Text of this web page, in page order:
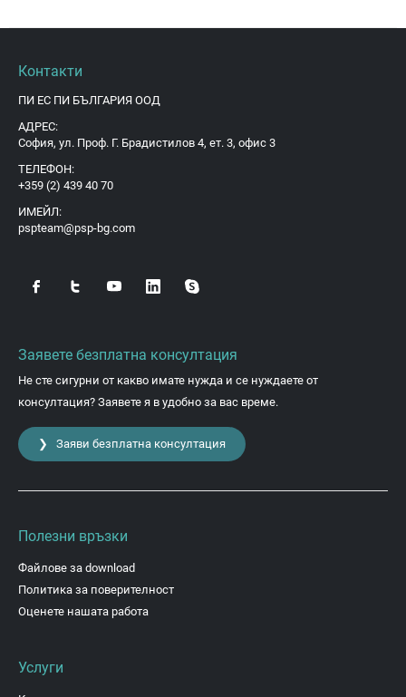
Контакти
ПИ ЕС ПИ БЪЛГАРИЯ ООД
АДРЕС:
София, ул. Проф. Г. Брадистилов 4, ет. 3, офис 3
ТЕЛЕФОН:
+359 (2) 439 40 70
ИМЕЙЛ:
pspteam@psp-bg.com
Заявете безплатна консултация
Не сте сигурни от какво имате нужда и се нуждаете от
консултация? Заявете я в удобно за вас време.
❯ Заяви безплатна консултация
Полезни връзки
Файлове за download
Политика за поверителност
Оценете нашата работа
Услуги